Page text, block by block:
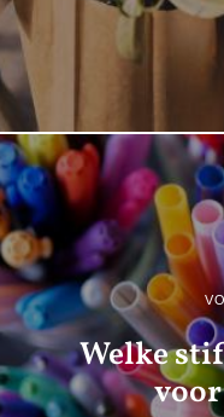
Welke